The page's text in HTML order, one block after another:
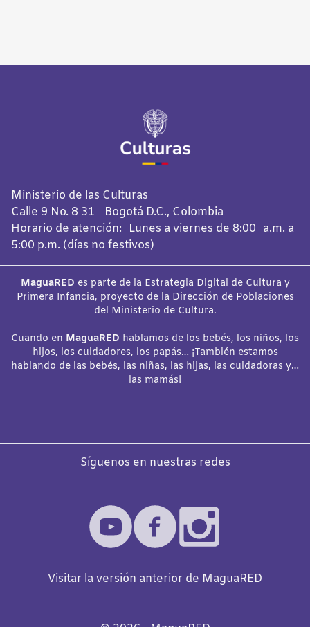
Ministerio de las Culturas
Calle 9 No. 8 31 Bogotá D.C., Colombia
Horario de atención: Lunes a viernes de 8:00 a.m. a
5:00 p.m. (días no festivos)
MaguaRED es parte de la Estrategia Digital de Cultura y
Primera Infancia, proyecto de la Dirección de Poblaciones
del Ministerio de Cultura.
Cuando en MaguaRED hablamos de los bebés, los niños, los
hijos, los cuidadores, los papás… ¡También estamos
hablando de las bebés, las niñas, las hijas, las cuidadoras y…
las mamás!
Síguenos en nuestras redes
Visitar la versión anterior de MaguaRED